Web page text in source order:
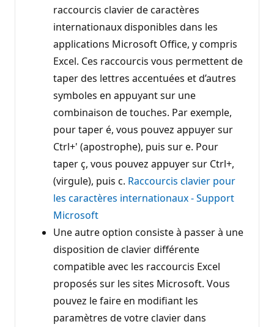
raccourcis clavier de caractères
internationaux disponibles dans les
applications Microsoft Office, y compris
Excel. Ces raccourcis vous permettent de
taper des lettres accentuées et d’autres
symboles en appuyant sur une
combinaison de touches. Par exemple,
pour taper é, vous pouvez appuyer sur
Ctrl+' (apostrophe), puis sur e. Pour
taper ç, vous pouvez appuyer sur Ctrl+,
(virgule), puis c. Raccourcis clavier pour
les caractères internationaux - Support
Microsoft
Une autre option consiste à passer à une
disposition de clavier différente
compatible avec les raccourcis Excel
proposés sur les sites Microsoft. Vous
pouvez le faire en modifiant les
paramètres de votre clavier dans